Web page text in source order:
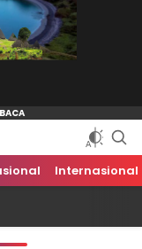
Internasional